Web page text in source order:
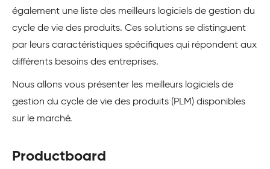
également une liste des meilleurs logiciels de gestion du
cycle de vie des produits. Ces solutions se distinguent
par leurs caractéristiques spécifiques qui répondent aux
différents besoins des entreprises.
Nous allons vous présenter les meilleurs logiciels de
gestion du cycle de vie des produits (PLM) disponibles
sur le marché.
Productboard